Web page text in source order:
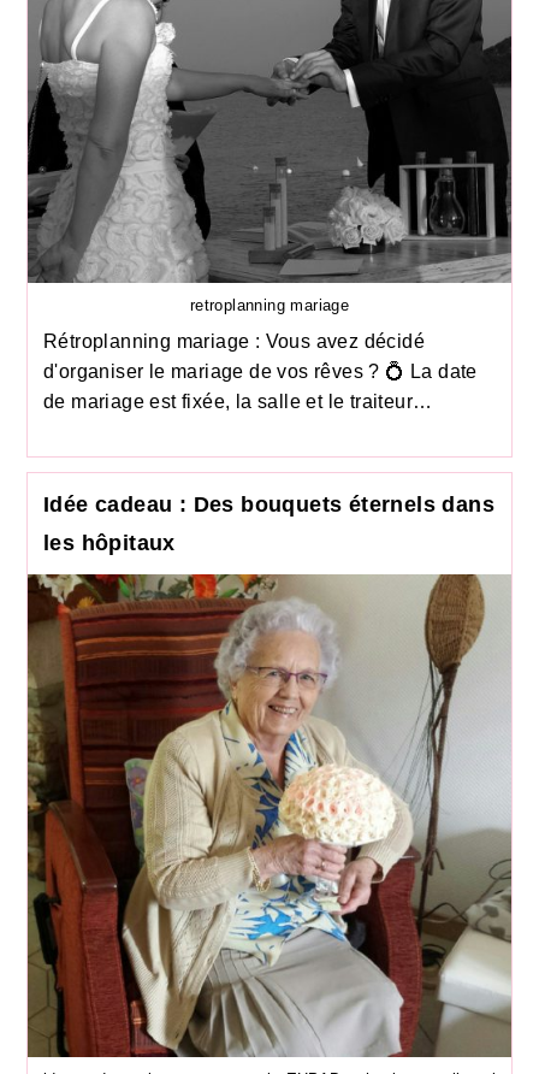
retroplanning mariage
Rétroplanning mariage : Vous avez décidé
d'organiser le mariage de vos rêves ? 💍 La date
de mariage est fixée, la salle et le traiteur…
Idée cadeau : Des bouquets éternels dans
les hôpitaux